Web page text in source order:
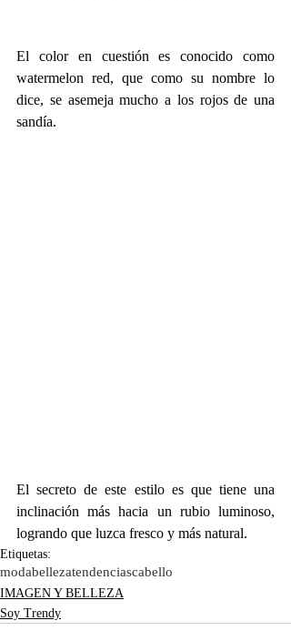
El color en cuestión es conocido como
watermelon red, que como su nombre lo
dice, se asemeja mucho a los rojos de una
sandía.
El secreto de este estilo es que tiene una
inclinación más hacia un rubio luminoso,
logrando que luzca fresco y más natural.
Etiquetas:
modabellezatendenciascabello
IMAGEN Y BELLEZA
Soy Trendy